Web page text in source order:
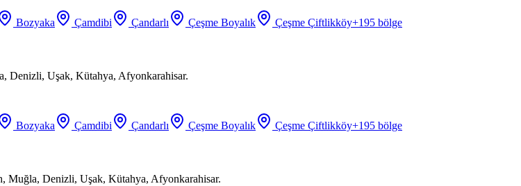
Bozyaka Çamdibi Çandarlı Çeşme Boyalık Çeşme Çiftlikköy+195 bölge
Denizli, Uşak, Kütahya, Afyonkarahisar.
Bozyaka Çamdibi Çandarlı Çeşme Boyalık Çeşme Çiftlikköy+195 bölge
Muğla, Denizli, Uşak, Kütahya, Afyonkarahisar.